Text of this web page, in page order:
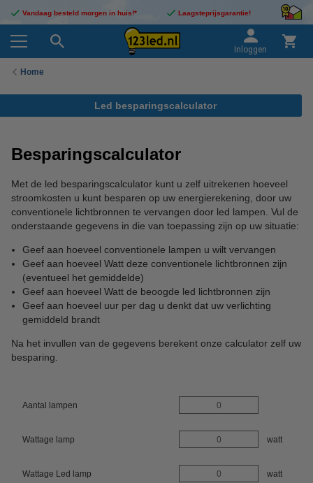
Vandaag besteld morgen in huis!* Laagsteprijsgarantie!
Inloggen
Home
Led besparingscalculator
Besparingscalculator
Met de led besparingscalculator kunt u zelf uitrekenen hoeveel
stroomkosten u kunt besparen op uw energierekening, door uw
conventionele lichtbronnen te vervangen door led lampen. Vul de
onderstaande gegevens in die van toepassing zijn op uw situatie:
Geef aan hoeveel conventionele lampen u wilt vervangen
Geef aan hoeveel Watt deze conventionele lichtbronnen zijn
(eventueel het gemiddelde)
Geef aan hoeveel Watt de beoogde led lichtbronnen zijn
Geef aan hoeveel uur per dag u denkt dat uw verlichting
gemiddeld brandt
Na het invullen van de gegevens berekent onze calculator zelf uw
besparing.
Aantal lampen
Wattage lamp watt
Wattage Led lamp watt